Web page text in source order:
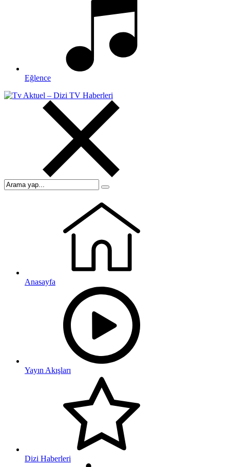
Eğlence
Anasayfa
Yayın Akışları
Dizi Haberleri